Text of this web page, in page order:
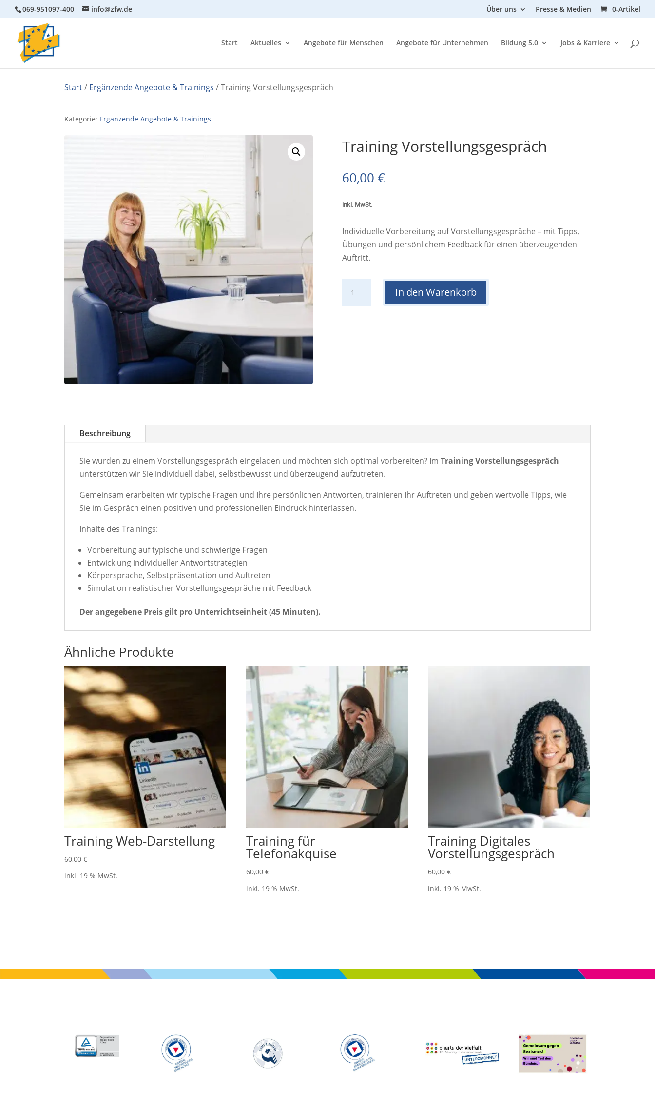
069-951097-400 info@zfw.de Über uns Presse & Medien 0-Artikel
Start Aktuelles Angebote für Menschen Angebote für Unternehmen Bildung 5.0 Jobs & Karriere
Start/ Ergänzende Angebote & Trainings / Training Vorstellungsgespräch
Kategorie: Ergänzende Angebote & Trainings
Training Vorstellungsgespräch
60,00 €
inkl. MwSt.
Individuelle Vorbereitung auf Vorstellungsgespräche – mit Tipps,
Übungen und persönlichem Feedback für einen überzeugenden
Auftritt.
VorstellungsgesprächIn den Warenkorb
Beschreibung
Sie wurden zu einem Vorstellungsgespräch eingeladen und möchten sich optimal vorbereiten? Im Training Vorstellungsgespräch
unterstützen wir Sie individuell dabei, selbstbewusst und überzeugend aufzutreten.
Gemeinsam erarbeiten wir typische Fragen und Ihre persönlichen Antworten, trainieren Ihr Auftreten und geben wertvolle Tipps, wie
Sie im Gespräch einen positiven und professionellen Eindruck hinterlassen.
Inhalte des Trainings:
Vorbereitung auf typische und schwierige Fragen
Entwicklung individueller Antwortstrategien
Körpersprache, Selbstpräsentation und Auftreten
Simulation realistischer Vorstellungsgespräche mit Feedback
Der angegebene Preis gilt pro Unterrichtseinheit (45 Minuten).
Ähnliche Produkte
Training Web-Darstellung
60,00 €
inkl. 19 % MwSt.
Training für
Telefonakquise
60,00€
inkl. 19 % MwSt.
Training Digitales
Vorstellungsgespräch
60,00€
inkl. 19 % MwSt.